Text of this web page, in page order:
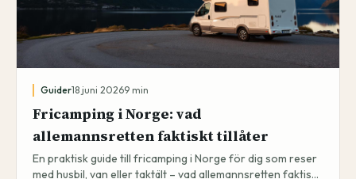
Guider18 juni 20269 min
Fricamping i Norge: vad
allemannsretten faktiskt tillåter
En praktisk guide till fricamping i Norge för dig som reser
med husbil, van eller taktält – vad allemannsretten faktiskt